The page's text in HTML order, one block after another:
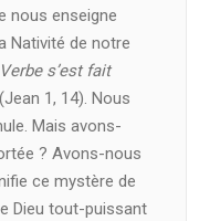
nous enseigne
Nativité de notre
s’est fait
1, 14). Nous
Mais avons-
? Avons-nous
ce mystère de
Dieu tout-puissant